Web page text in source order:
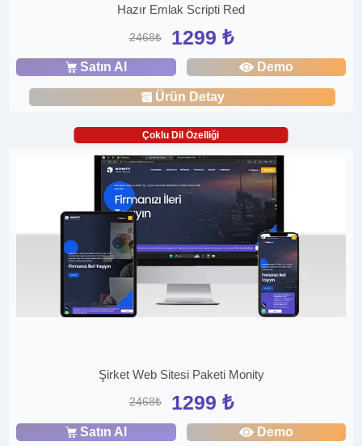
Hazır Emlak Scripti Red
2468₺ 1299 ₺
Satın Al Demo
Ürün Detay
Çoklu Dil Özelliği
Şirket Web Sitesi Paketi Monity
2468₺ 1299 ₺
Satın Al Demo